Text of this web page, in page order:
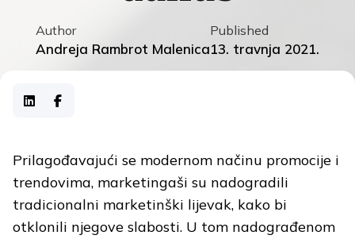
Author
Andreja Rambrot Malenica
Published
13. travnja 2021.
Prilagođavajući se modernom načinu promocije i
trendovima, marketingaši su nadogradili
tradicionalni marketinški lijevak, kako bi
otklonili njegove slabosti. U tom nadograđenom